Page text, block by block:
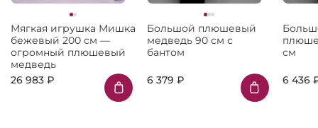
Мягкая игрушка Мишка
бежевый 200 см —
огромный плюшевый
медведь
26 983 ₽
Большой плюшевый
медведь 90 см с
бантом
6 379 ₽
см
6 436